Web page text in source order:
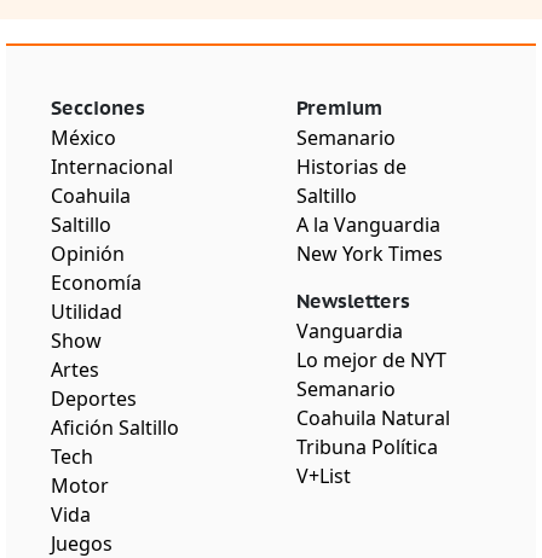
Secciones
México
Internacional
Coahuila
Saltillo
Opinión
Economía
Utilidad
Show
Artes
Deportes
Afición Saltillo
Tech
Motor
Vida
Juegos
Premium
Semanario
Historias de
Saltillo
A la Vanguardia
New York Times
Newsletters
Vanguardia
Lo mejor de NYT
Semanario
Coahuila Natural
Tribuna Política
V+List